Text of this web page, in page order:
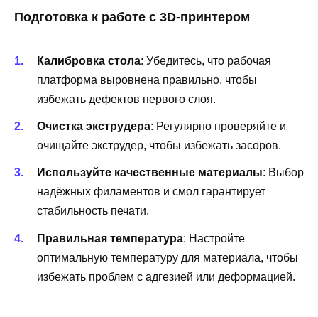
Подготовка к работе с 3D-принтером
Калибровка стола: Убедитесь, что рабочая
платформа выровнена правильно, чтобы
избежать дефектов первого слоя.
Очистка экструдера: Регулярно проверяйте и
очищайте экструдер, чтобы избежать засоров.
Используйте качественные материалы: Выбор
надёжных филаментов и смол гарантирует
стабильность печати.
Правильная температура: Настройте
оптимальную температуру для материала, чтобы
избежать проблем с адгезией или деформацией.